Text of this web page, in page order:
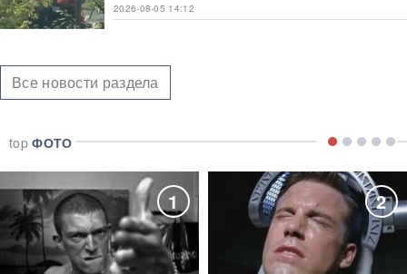
2026-08-05 14:12
Все новости раздела
topФОТО
1 2